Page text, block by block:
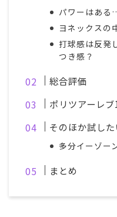
パワーはある
ヨネックスの
打球感は反発
つき感？
総合評価
ポリツアーレ
そのほか試し
多分イーゾー
まとめ